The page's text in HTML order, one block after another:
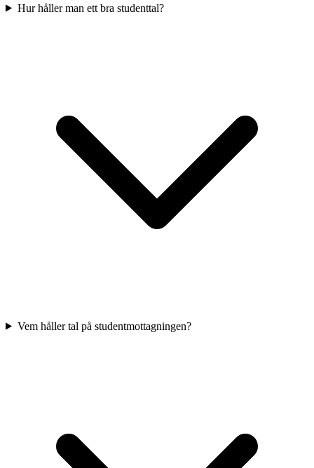
Hur håller man ett bra studenttal?
Vem håller tal på studentmottagningen?